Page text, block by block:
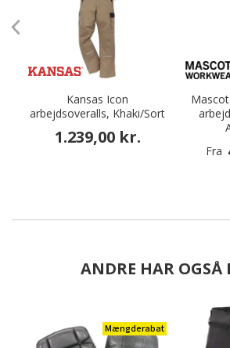
Kansas Icon
arbejdsoveralls, Khaki/Sort
1.239,00 kr.
Fra
ANDRE HAR OGSÅ
Mængderabat